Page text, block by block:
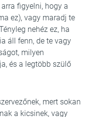
figyelni, hogy a
ez), vagy maradj te
nehéz ez, ha
áll fenn, de te vagy
milyen
és a legtöbb szülő
mert sokan
a kicsinek, vagy